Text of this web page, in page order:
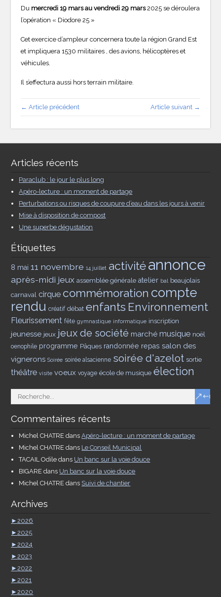
Du mercredi 19 mars au vendredi 29 mars2025 se déroulera
l’opération « Diodore 25 »
Cet exercice d’ampleur concernera toute la région Grand Est
et impliquera 1530 militaires , des avions, hélicoptères et
véhicules.
Il s’effectura aussi hors terrain militaire.
← Article précédent Article suivant →
Articles récents
Paraclub : le jour le plus long
Apéro-lecture : un moment de partage
Perturbations ou risques de coupure d’eau dans les jours à venir
Mise à disposition de compost
Une superbe dégustation
Étiquettes
8 mai 11 novembre 14 juillet activitéannonce
après-midi jeux assemblée générale atelier bal beaujolais
carnaval cirque commémoration compte
rendu créatif débat enfants Environnement
Fleurissement fête gymnastique informatique inscription
jeunesse jeux jeux de société marché musique noël
oenophile programme Pâques randonnée repas salon des
vignerons Soirée soirée alsacienne soirée d'azelot sortie
théâtre visite voeux voyage école de musique élection
Commentaires récents
Michel CHATRE dansApéro-lecture : un moment de partage
Michel CHATRE dans Le Conseil Municipal
TACAIL Odile dans Un banc sur la voie douce
BIGARE dans Un banc sur la voie douce
Michel CHATRE dans Suivi de chantier
Archives
►2026
►2025
►2024
►2023
►2022
►2021
►2020